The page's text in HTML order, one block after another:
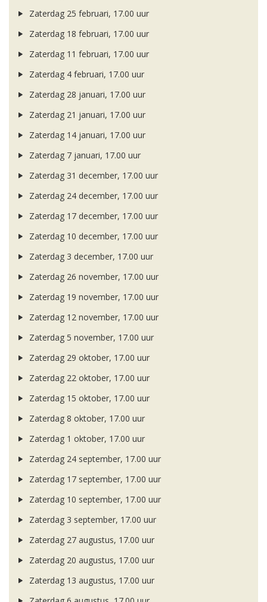
Zaterdag 25 februari, 17.00 uur
Zaterdag 18 februari, 17.00 uur
Zaterdag 11 februari, 17.00 uur
Zaterdag 4 februari, 17.00 uur
Zaterdag 28 januari, 17.00 uur
Zaterdag 21 januari, 17.00 uur
Zaterdag 14 januari, 17.00 uur
Zaterdag 7 januari, 17.00 uur
Zaterdag 31 december, 17.00 uur
Zaterdag 24 december, 17.00 uur
Zaterdag 17 december, 17.00 uur
Zaterdag 10 december, 17.00 uur
Zaterdag 3 december, 17.00 uur
Zaterdag 26 november, 17.00 uur
Zaterdag 19 november, 17.00 uur
Zaterdag 12 november, 17.00 uur
Zaterdag 5 november, 17.00 uur
Zaterdag 29 oktober, 17.00 uur
Zaterdag 22 oktober, 17.00 uur
Zaterdag 15 oktober, 17.00 uur
Zaterdag 8 oktober, 17.00 uur
Zaterdag 1 oktober, 17.00 uur
Zaterdag 24 september, 17.00 uur
Zaterdag 17 september, 17.00 uur
Zaterdag 10 september, 17.00 uur
Zaterdag 3 september, 17.00 uur
Zaterdag 27 augustus, 17.00 uur
Zaterdag 20 augustus, 17.00 uur
Zaterdag 13 augustus, 17.00 uur